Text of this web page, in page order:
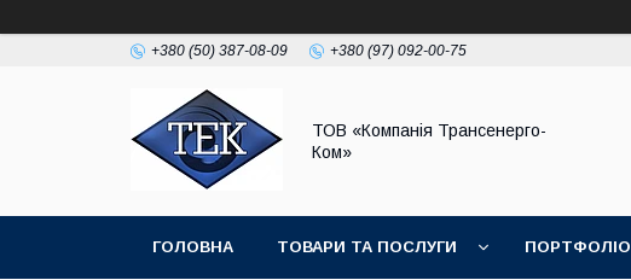
+380 (50) 387-08-09 +380 (97) 092-00-75
ТОВ «Компанія Трансенерго-
Ком»
ГОЛОВНА ТОВАРИ ТА ПОСЛУГИ ПОРТФОЛІО